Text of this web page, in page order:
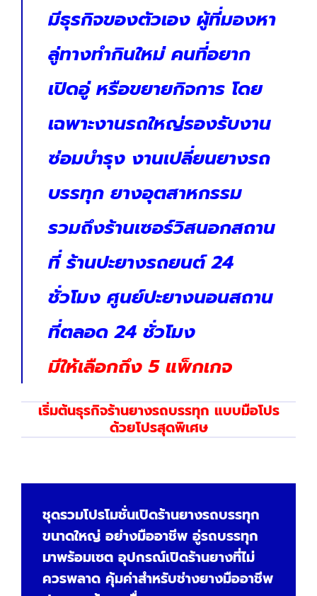
มีธุรกิจของตัวเอง ผู้ที่มองหา
ลู่ทางทำกินใหม่ คนที่อยาก
เปิดอู่ หรือขยายกิจการ โดย
เฉพาะงานรถใหญ่รองรับงาน
ซ่อมบำรุง งานเปลี่ยนยางรถ
บรรทุก ยางอุตสาหกรรม
รวมถึงร้านเซอร์วิสนอกสถาน
ที่ ร้านปะยางรถยนต์ 24
ชั่วโมง ศูนย์ปะยางนอนสถาน
ที่ตลอด 24 ชั่วโมง
มีให้เลือกถึง 5 แพ็กเกจ
เริ่มต้นธุรกิจร้านยางรถบรรทุก แบบมือโปร
ด้วยโปรสุดพิเศษ
ชุดรวมโปรโมชั่นเปิดร้านยางรถบรรทุก
ขนาดใหญ่ อย่างมืออาชีพ อู่รถบรรทุก
มาพร้อมเซต อุปกรณ์เปิดร้านยางที่ไม่
ควรพลาด คุ้มค่าสำหรับช่างยางมืออาชีพ